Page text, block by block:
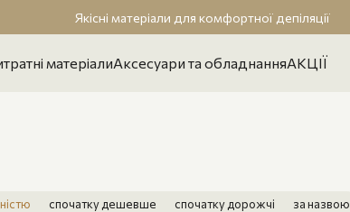
Якісні матеріали для комфортної депіляції
матеріалиАксесуари та обладнанняАКЦІЇ
спочатку дешевше спочатку дорожчі за назвою